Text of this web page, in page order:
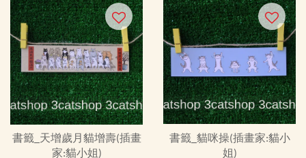
書籤_天增歲月貓增壽(插畫
家:貓小姐)
書籤_貓咪操(插畫家:貓小
姐)